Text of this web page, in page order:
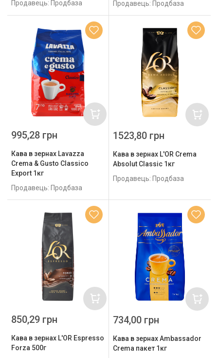
Продавець: Продбаза Продавець: Продбаза
Кава в зернах Lavazza
Crema & Gusto Classico
Export 1кг
Продавець: Продбаза
995,28 грн
Кава в зернах L'OR Crema
Absolut Classic 1кг
Продавець: Продбаза
1523,80 грн
Кава в зернах L'OR Espresso
Forza 500г
850,29 грн
Кава в зернах Ambassador
Crema пакет 1кг
734,00 грн